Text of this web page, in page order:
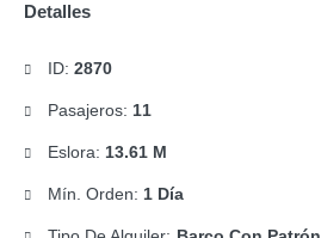
Detalles
ID: 2870
Pasajeros: 11
Eslora: 13.61 M
Mín. Orden: 1 Día